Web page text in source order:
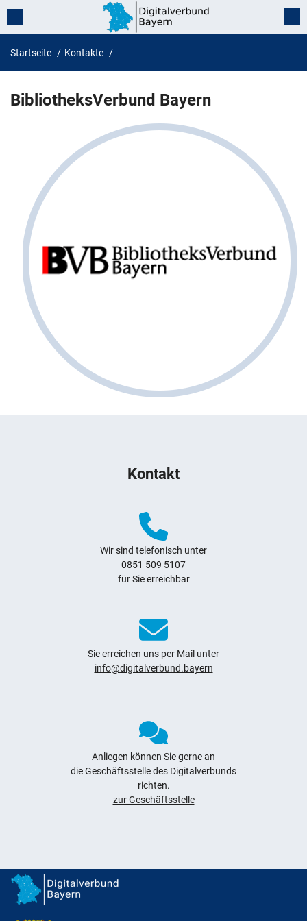
Startseite Kontakte
BibliotheksVerbund Bayern
Kontakt
Wir sind telefonisch unter
0851 509 5107
für Sie erreichbar
Sie erreichen uns per Mail unter
info@digitalverbund.bayern
Anliegen können Sie gerne an
die Geschäftsstelle des Digitalverbunds
richten.
zur Geschäftsstelle
Digitalverbund Bayern